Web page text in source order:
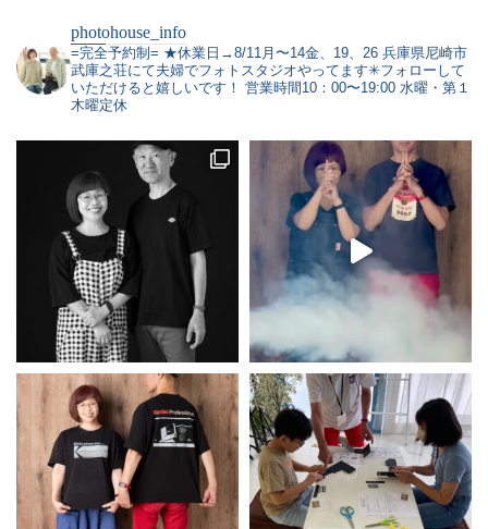
photohouse_info
=完全予約制= ★休業日→8/11月〜14金、19、26 兵庫県尼崎市
武庫之荘にて夫婦でフォトスタジオやってます✳︎フォローして
いただけると嬉しいです！ 営業時間10：00〜19:00 水曜・第１
木曜定休